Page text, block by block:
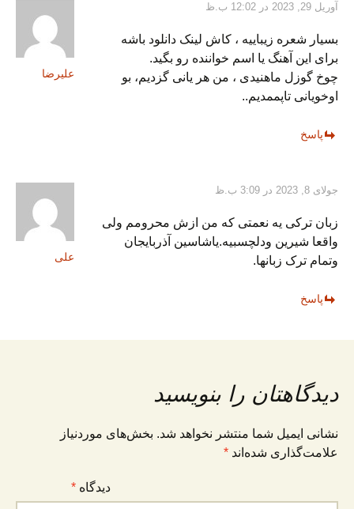
علیرضا
آوریل 29, 2023 در 12:02 ب.ظ
بسیار شعره زیباییه ، کاش لینک دانلود باشه
برای این آهنگ یا اسم خواننده رو بگید.
چوخ گوزل ماهنیدی ، من هر یانی گزدیم، بو
اوخویانی تاپممدیم..
پاسخ
علی
جولای 8, 2023 در 3:09 ب.ظ
زبان ترکی یه نعمتی که من ازش محرومم ولی
واقعا شیرین ودلچسبیه.یاشاسین آذربایجان
وتمام ترک زبانها.
پاسخ
دیدگاهتان را بنویسید
نشانی ایمیل شما منتشر نخواهد شد. بخش‌های موردنیاز
علامت‌گذاری شده‌اند *
دیدگاه *